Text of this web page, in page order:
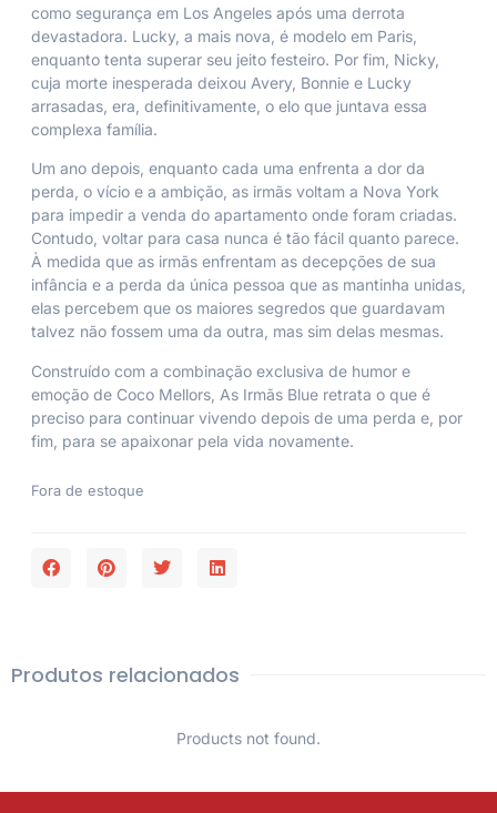
como segurança em Los Angeles após uma derrota
devastadora. Lucky, a mais nova, é modelo em Paris,
enquanto tenta superar seu jeito festeiro. Por fim, Nicky,
cuja morte inesperada deixou Avery, Bonnie e Lucky
arrasadas, era, definitivamente, o elo que juntava essa
complexa família.
Um ano depois, enquanto cada uma enfrenta a dor da
perda, o vício e a ambição, as irmãs voltam a Nova York
para impedir a venda do apartamento onde foram criadas.
Contudo, voltar para casa nunca é tão fácil quanto parece.
À medida que as irmãs enfrentam as decepções de sua
infância e a perda da única pessoa que as mantinha unidas,
elas percebem que os maiores segredos que guardavam
talvez não fossem uma da outra, mas sim delas mesmas.
Construído com a combinação exclusiva de humor e
emoção de Coco Mellors, As Irmãs Blue retrata o que é
preciso para continuar vivendo depois de uma perda e, por
fim, para se apaixonar pela vida novamente.
Fora de estoque
Produtos relacionados
Products not found.